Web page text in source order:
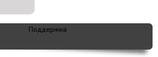
Поддержка